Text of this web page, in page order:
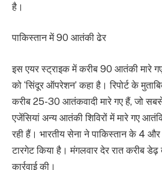
है।
पाकिस्तान में 90 आतंकी ढेर
इस एयर स्ट्राइक में करीब 90 आतंकी मारे
को ‘सिंदूर ऑपरेशन’ कहा है। रिपोर्ट के
करीब 25-30 आतंकवादी मारे गए हैं, जो
एजेंसियां अन्य आतंकी शिविरों में मारे गए
रही हैं। भारतीय सेना ने पाकिस्तान के 4
टारगेट किया है। मंगलवार देर रात करीब
कार्रवाई की।